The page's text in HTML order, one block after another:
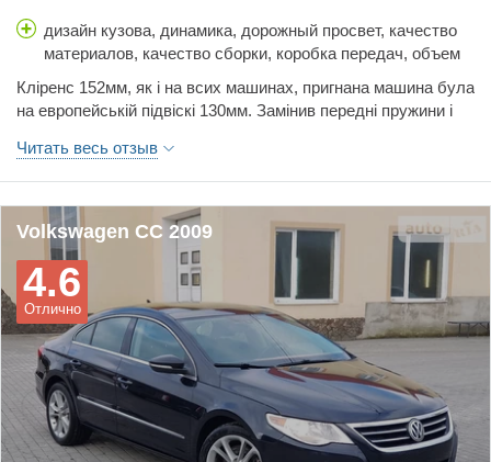
дизайн кузова, динамика, дорожный просвет, качество
материалов, качество сборки, коробка передач, объем
обслуживания, тормоза, управляемость, цена,
шумоизоляция
Кліренс 152мм, як і на всих машинах, пригнана машина була
на европейській підвіскі 130мм. Замінив передні пружини і
місто 10-12, траса 7-7.5 це враховуючи те що авто важить
під дві тони.
Читать весь отзыв
Volkswagen CC 2009
Отлично
4.6